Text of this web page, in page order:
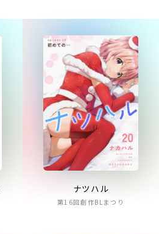
ナツハル
第16回創作BLまつり